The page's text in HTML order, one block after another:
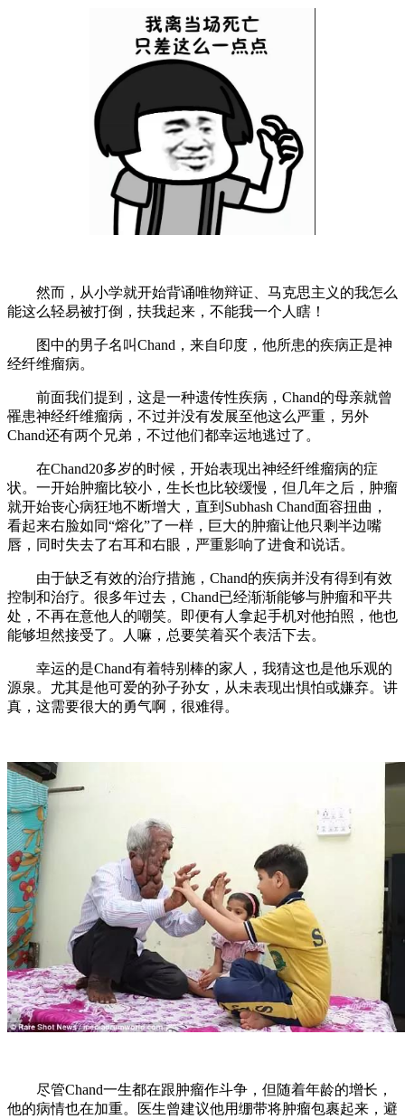
然而，从小学就开始背诵唯物辩证、马克思主义的我怎么
能这么轻易被打倒，扶我起来，不能我一个人瞎！
图中的男子名叫Chand，来自印度，他所患的疾病正是神
经纤维瘤病。
前面我们提到，这是一种遗传性疾病，Chand的母亲就曾
罹患神经纤维瘤病，不过并没有发展至他这么严重，另外
Chand还有两个兄弟，不过他们都幸运地逃过了。
在Chand20多岁的时候，开始表现出神经纤维瘤病的症
状。一开始肿瘤比较小，生长也比较缓慢，但几年之后，肿瘤
就开始丧心病狂地不断增大，直到Subhash Chand面容扭曲，
看起来右脸如同“熔化”了一样，巨大的肿瘤让他只剩半边嘴
唇，同时失去了右耳和右眼，严重影响了进食和说话。
由于缺乏有效的治疗措施，Chand的疾病并没有得到有效
控制和治疗。很多年过去，Chand已经渐渐能够与肿瘤和平共
处，不再在意他人的嘲笑。即便有人拿起手机对他拍照，他也
能够坦然接受了。人嘛，总要笑着买个表活下去。
幸运的是Chand有着特别棒的家人，我猜这也是他乐观的
源泉。尤其是他可爱的孙子孙女，从未表现出惧怕或嫌弃。讲
真，这需要很大的勇气啊，很难得。
尽管Chand一生都在跟肿瘤作斗争，但随着年龄的增长，
他的病情也在加重。医生曾建议他用绷带将肿瘤包裹起来，避